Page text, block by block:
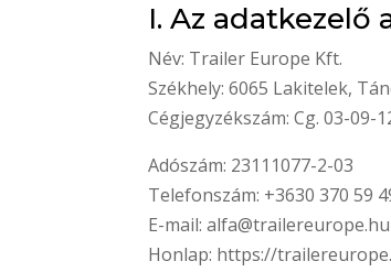
I. Az adatkezelő
Név: Trailer Europe Kft.
Székhely: 6065 Lakitelek,
Cégjegyzékszám: Cg. 03-09-
Adószám: 23111077-2-03
Telefonszám: +3630 370 59
E-mail: alfa@trailereurope.hu
Honlap: https://